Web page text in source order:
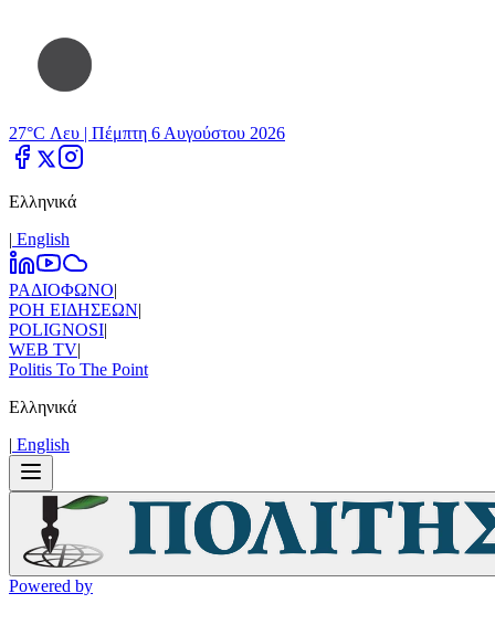
27°C Λευ | Πέμπτη 6 Αυγούστου 2026
Ελληνικά
| Εnglish
ΡΑΔΙΟΦΩΝΟ|
ΡΟΗ ΕΙΔΗΣΕΩΝ|
POLIGNOSI|
WEB TV|
Politis To The Point
Ελληνικά
| Εnglish
Powered by